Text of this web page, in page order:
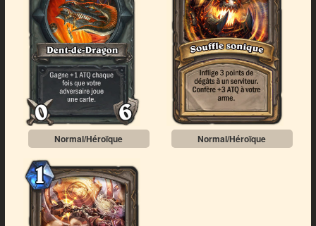
Normal/Héroïque Normal/Héroïque